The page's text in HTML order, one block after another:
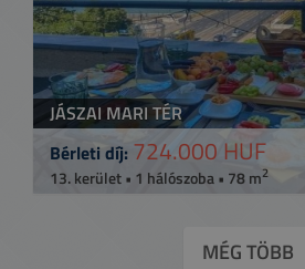
JÁSZAI MARI TÉR
Bérleti díj: 724.000 HUF
13. kerület • 1 hálószoba • 78 m2
MÉG TÖBB